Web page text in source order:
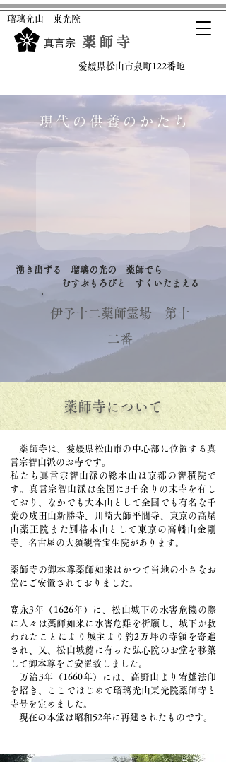
薬師寺
​愛媛県松山市泉町122番地
​瑠璃光山 東光院
​真言宗
現代の供養のかたち
湧き出ずる 瑠璃の光の 薬師でら
むすぶもろびと すくいたまえる
伊予十二薬師霊場 第十
二番
薬師寺について
薬師寺は、愛媛県松山市の中心部に位置する真
言宗智山派のお寺です。
私たち真言宗智山派の総本山は京都の智積院で
す。真言宗智山派は全国に3千余りの末寺を有し
ており、
なかでも大本山として全国でも有名な 千
葉の成田山新勝寺、川崎大師平間寺、東京の高尾
山薬王院また別格本山として東京の高幡山金剛
寺、名古屋の大須観音宝生院があります。
薬師寺の御本尊薬師如来はかつて当地の小さなお
堂にご安置されておりました。
寛永3年（1626年）に、松山城下の水害危機の際
に人々は薬師如来に水害危難を祈願し、城下が救
われたことにより城主より約2万坪の寺領を寄進
され、又、松山城麓に有った弘心院のお堂を移築
して御本尊をご安置致しました。
万治3年（1660年）には、高野山より宥雄法印
を招き、ここではじめて瑠璃光山東光院薬師寺と
寺号を定めました。
現在の本堂は昭和52年に再建されたものです。